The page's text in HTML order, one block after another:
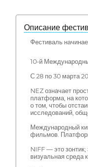
Описание
Фестиваль
10-й
С 28 по 30 марта
NEZ означает
платформа, на
о том, чтобы
исследований,
Международный
фильмов.
NIFF — это
визуальная среда